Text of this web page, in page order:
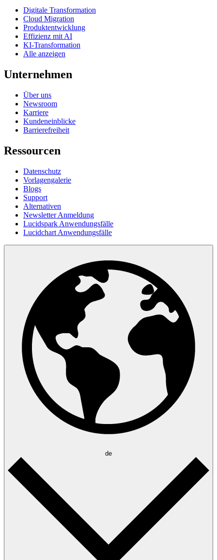
Digitale Transformation
Cloud Migration
Produktentwicklung
Effizienz mit AI
KI-Transformation
Alle anzeigen
Unternehmen
Über uns
Newsroom
Karriere
Kundeneinblicke
Barrierefreiheit
Ressourcen
Datenschutz
Vorlagengalerie
Blogs
Support
Alternativen
Newsletter Anmeldung
Lucidspark Anwendungsfälle
Lucidchart Anwendungsfälle
de